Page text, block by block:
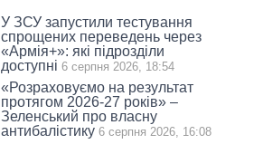
У ЗСУ запустили тестування
спрощених переведень через
«Армія+»: які підрозділи
доступні 6 серпня 2026, 18:54
«Розраховуємо на результат
протягом 2026-27 років» –
Зеленський про власну
антибалістику 6 серпня 2026, 16:08